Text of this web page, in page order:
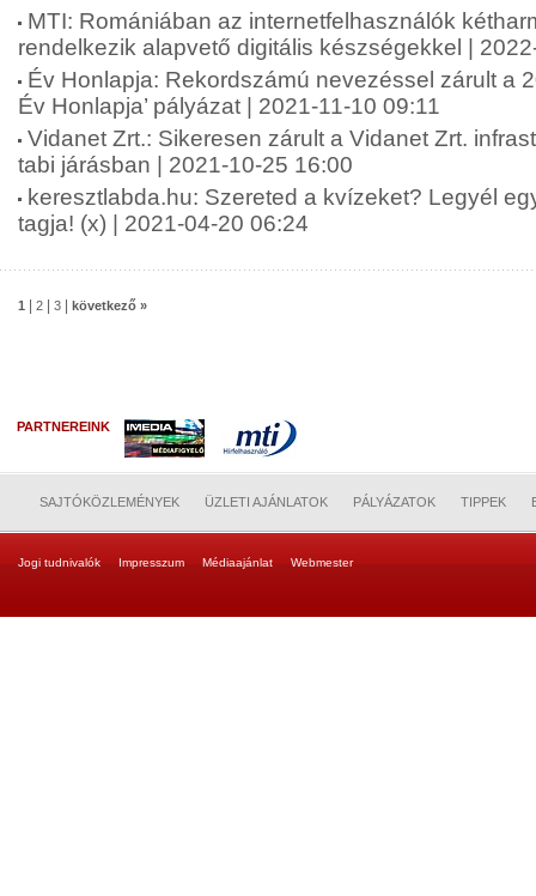
MTI: Romániában az internetfelhasználók
rendelkezik alapvető digitális készségekkel |
Év Honlapja: Rekordszámú nevezéssel zárult a
Év Honlapja’ pályázat | 2021-11-10 09:11
Vidanet Zrt.: Sikeresen zárult a Vidanet Zrt.
tabi járásban | 2021-10-25 16:00
keresztlabda.hu: Szereted a kvízeket? Legyél
tagja! (x) | 2021-04-20 06:24
1 2 3 következő »
PARTNEREINK
SAJTÓKÖZLEMÉNYEK ÜZLETI AJÁNLATOK PÁLYÁZATOK TIPPEK
Jogi tudnivalók Impresszum Médiaajánlat Webmester